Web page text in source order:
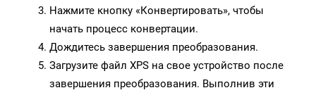
Нажмите кнопку «Конвертировать», чтобы
начать процесс конвертации.
Дождитесь завершения преобразования.
Загрузите файл XPS на свое устройство после
завершения преобразования. Выполнив эти